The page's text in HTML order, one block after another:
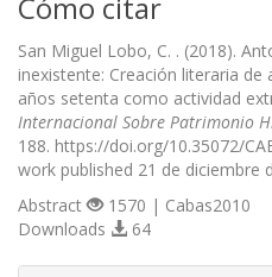
Cómo citar
San Miguel Lobo, C. . (2018).
inexistente: Creación literaria de
años setenta como actividad
Internacional Sobre Patrimonio
188. https://doi.org/10.35072/
work published 21 de diciembre
Abstract
1570 | Cabas2010
Downloads
64